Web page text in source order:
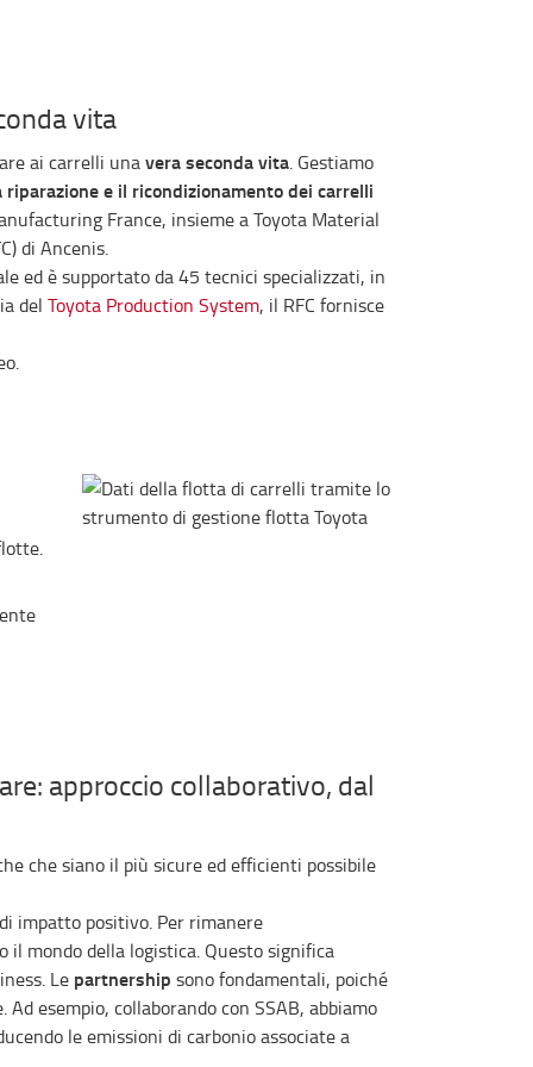
vita
ai carrelli unavera seconda vita. Gestiamo
riparazione e il ricondizionamento dei carrelli
France, insieme a Toyota Material
di Ancenis.
ed è supportato da 45 tecnici specializzati, in
del Toyota Production System, il RFC fornisce
approccio collaborativo, dal
che siano il più sicure ed efficienti possibile
impatto positivo. Per rimanere
mondo della logistica. Questo significa
Le partnership sono fondamentali, poiché
esempio, collaborando con SSAB, abbiamo
le emissioni di carbonio associate a